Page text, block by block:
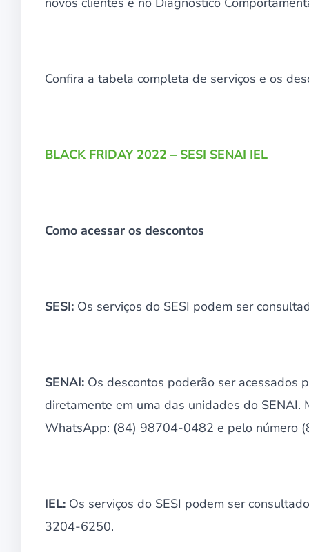
Confira a tabela completa de serviços e os
BLACK FRIDAY 2022 – SESI SENAI IEL
Como acessar os descontos
SESI: Os serviços do SESI podem ser
SENAI: Os descontos poderão ser acessados
diretamente em uma das unidades do
WhatsApp: (84) 98704-0482 e pelo número
IEL: Os serviços do SESI podem ser
3204-6250.